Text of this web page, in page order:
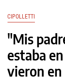
CIPOLLETTI
"Mis
estaba
vieron